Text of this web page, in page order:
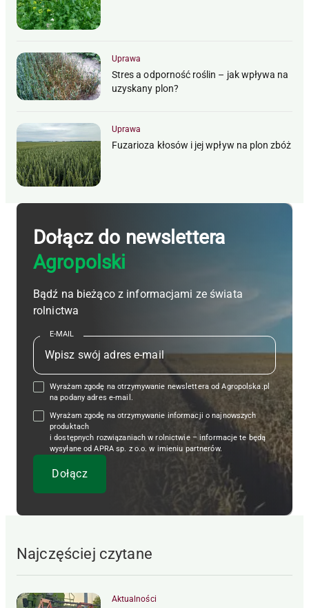
Uprawa
Stres a odporność roślin – jak wpływa na
uzyskany plon?
Uprawa
Fuzarioza kłosów i jej wpływ na plon zbóż
Dołącz do newslettera
Agropolski
Bądź na bieżąco z informacjami ze świata
rolnictwa
E-MAIL
Wyrażam zgodę na otrzymywanie newslettera od Agropolska.pl
na podany adres e-mail.
Wyrażam zgodę na otrzymywanie informacji o najnowszych
produktach
i dostępnych rozwiązaniach w rolnictwie – informacje te będą
wysyłane od APRA sp. z o.o. w imieniu partnerów.
Najczęściej czytane
Aktualności